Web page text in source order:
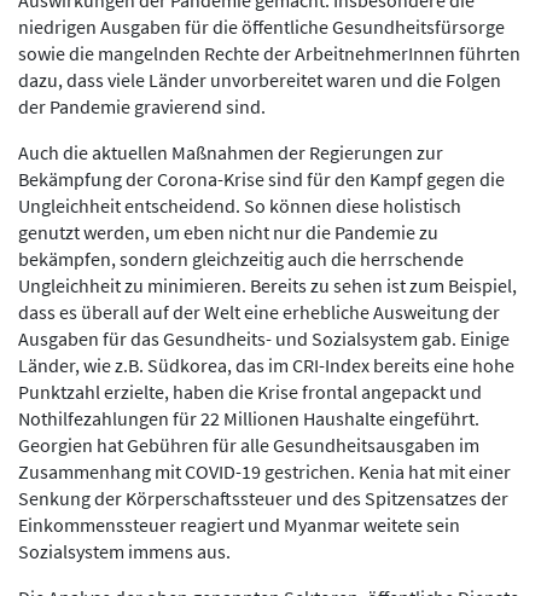
niedrigen Ausgaben für die öffentliche Gesundheitsfürsorge
sowie die mangelnden Rechte der ArbeitnehmerInnen führten
dazu, dass viele Länder unvorbereitet waren und die Folgen
der Pandemie gravierend sind.
Auch die aktuellen Maßnahmen der Regierungen zur
Bekämpfung der Corona-Krise sind für den Kampf gegen die
Ungleichheit entscheidend. So können diese holistisch
genutzt werden, um eben nicht nur die Pandemie zu
bekämpfen, sondern gleichzeitig auch die herrschende
Ungleichheit zu minimieren. Bereits zu sehen ist zum Beispiel,
dass es überall auf der Welt eine erhebliche Ausweitung der
Ausgaben für das Gesundheits- und Sozialsystem gab. Einige
Länder, wie z.B. Südkorea, das im CRI-Index bereits eine hohe
Punktzahl erzielte, haben die Krise frontal angepackt und
Nothilfezahlungen für 22 Millionen Haushalte eingeführt.
Georgien hat Gebühren für alle Gesundheitsausgaben im
Zusammenhang mit COVID-19 gestrichen. Kenia hat mit einer
Senkung der Körperschaftssteuer und des Spitzensatzes der
Einkommenssteuer reagiert und Myanmar weitete sein
Sozialsystem immens aus.